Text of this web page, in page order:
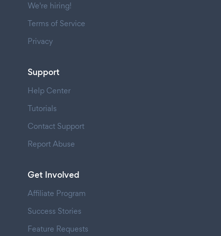
We're hiring!
Terms of Service
Privacy
Support
Help Center
Tutorials
Contact Support
Report Abuse
Get Involved
Affiliate Program
Success Stories
Feature Requests